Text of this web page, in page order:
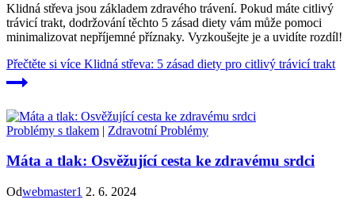
Klidná střeva jsou základem zdravého trávení. Pokud máte citlivý
trávicí trakt, dodržování těchto 5 zásad diety vám může pomoci
minimalizovat nepříjemné příznaky. Vyzkoušejte je a uvidíte rozdíl!
Přečtěte si více Klidná střeva: 5 zásad diety pro citlivý trávicí trakt
Problémy s tlakem | Zdravotní Problémy
Máta a tlak: Osvěžující cesta ke zdravému srdci
Odwebmaster1 2. 6. 2024